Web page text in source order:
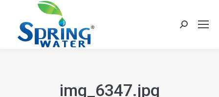
Search:
img_6347.jpg